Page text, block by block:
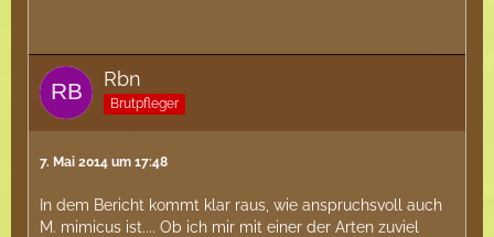
Rbn
Brutpfleger
7. Mai 2014 um 17:48
In dem Bericht kommt klar raus, wie anspruchsvoll auch
M. mimicus ist.... Ob ich mir mit einer der Arten zuviel